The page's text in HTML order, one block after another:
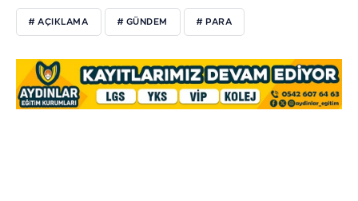
# AÇIKLAMA # GÜNDEM # PARA